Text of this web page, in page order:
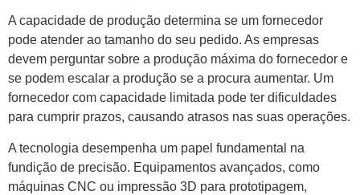
A capacidade de produção determina se um fornecedor
pode atender ao tamanho do seu pedido. As empresas
devem perguntar sobre a produção máxima do fornecedor e
se podem escalar a produção se a procura aumentar. Um
fornecedor com capacidade limitada pode ter dificuldades
para cumprir prazos, causando atrasos nas suas operações.
A tecnologia desempenha um papel fundamental na
fundição de precisão. Equipamentos avançados, como
máquinas CNC ou impressão 3D para prototipagem,